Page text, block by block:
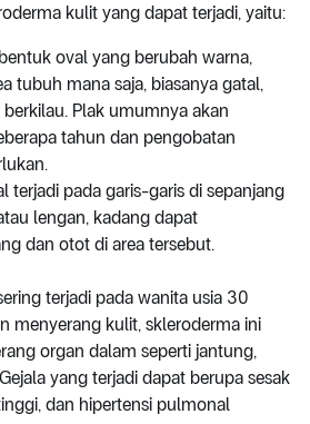
kulit yang dapat terjadi, yaitu:
oval yang berubah warna,
tubuh mana saja, biasanya gatal,
Plak umumnya akan
tahun dan pengobatan
terjadi pada garis-garis di sepanjang
lengan, kadang dapat
dan otot di area tersebut.
terjadi pada wanita usia 30
menyerang kulit, skleroderma ini
organ dalam seperti jantung,
yang terjadi dapat berupa sesak
dan hipertensi pulmonal